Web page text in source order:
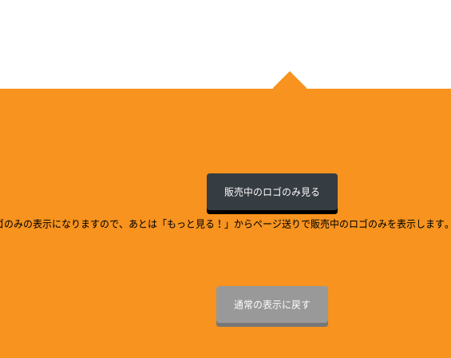
販売中のロゴのみ見る
みの表示になりますので、あとは「もっと見る！」からページ送りで販売中のロゴのみを表示します
通常の表示に戻す